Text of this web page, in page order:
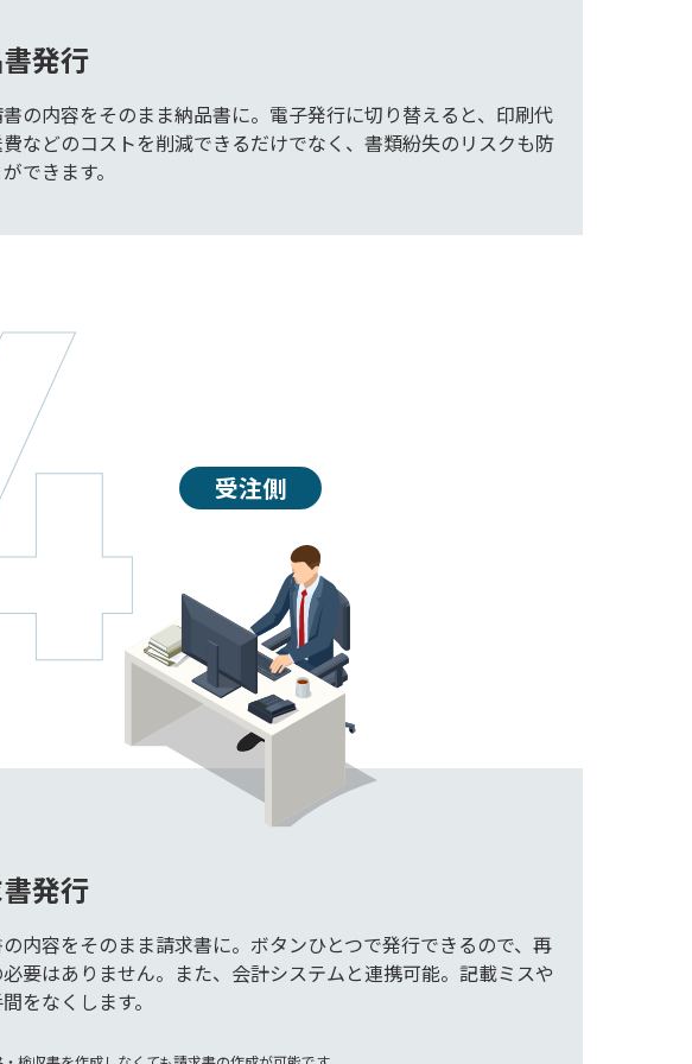
発行
の内容をそのまま納品書に。電子発行に切り替えると、印刷代
などのコストを削減できるだけでなく、書類紛失のリスクも防
できます。
受注側
発行
内容をそのまま請求書に。ボタンひとつで発行できるので、再
要はありません。また、会計システムと連携可能。記載ミスや
をなくします。